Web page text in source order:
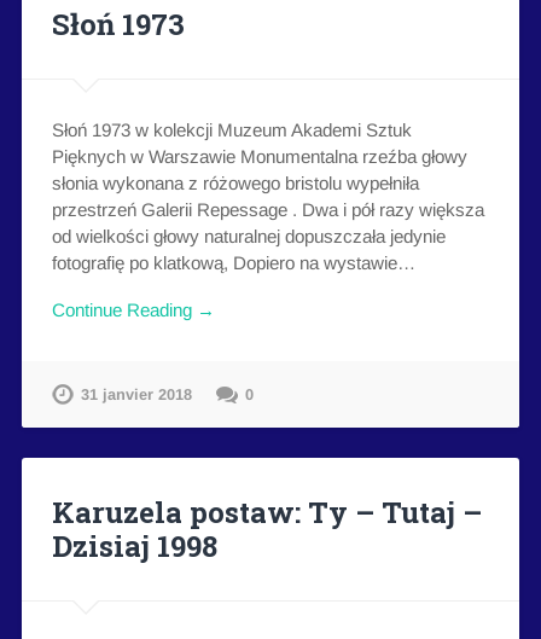
Słoń 1973
Słoń 1973 w kolekcji Muzeum Akademi Sztuk
Pięknych w Warszawie Monumentalna rzeźba głowy
słonia wykonana z różowego bristolu wypełniła
przestrzeń Galerii Repessage . Dwa i pół razy większa
od wielkości głowy naturalnej dopuszczała jedynie
fotografię po klatkową, Dopiero na wystawie…
Continue Reading →
31 janvier 2018 0
Karuzela postaw: Ty – Tutaj –
Dzisiaj 1998